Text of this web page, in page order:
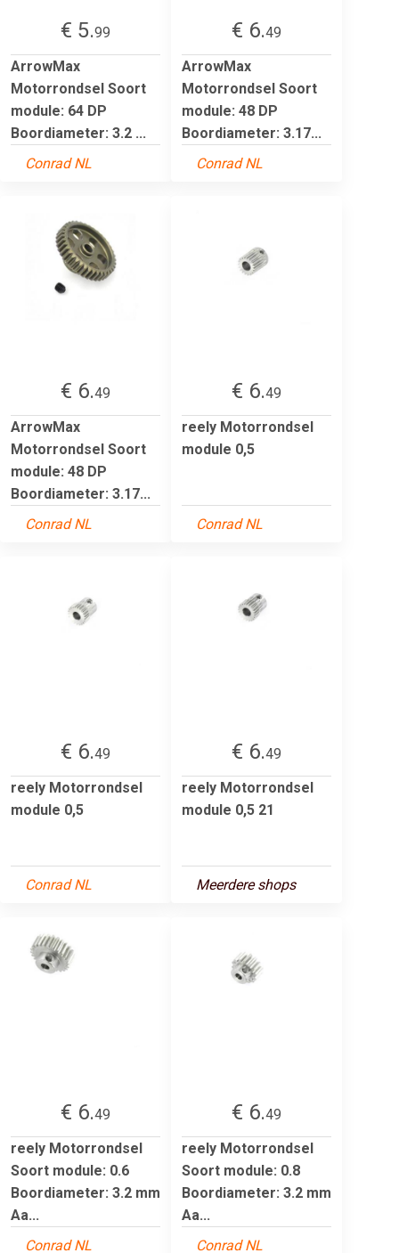
€ 5.99
ArrowMax
Motorrondsel Soort
module: 64 DP
Boordiameter: 3.2 ...
Conrad NL
€ 6.49
ArrowMax
Motorrondsel Soort
module: 48 DP
Boordiameter: 3.17...
Conrad NL
€ 6.49
ArrowMax
Motorrondsel Soort
module: 48 DP
Boordiameter: 3.17...
Conrad NL
€ 6.49
reely Motorrondsel
module 0,5
Conrad NL
€ 6.49
reely Motorrondsel
module 0,5
Conrad NL
€ 6.49
reely Motorrondsel
module 0,5 21
Meerdere shops
€ 6.49
reely Motorrondsel
Soort module: 0.6
Boordiameter: 3.2 mm
Aa...
Conrad NL
€ 6.49
reely Motorrondsel
Soort module: 0.8
Boordiameter: 3.2 mm
Aa...
Conrad NL